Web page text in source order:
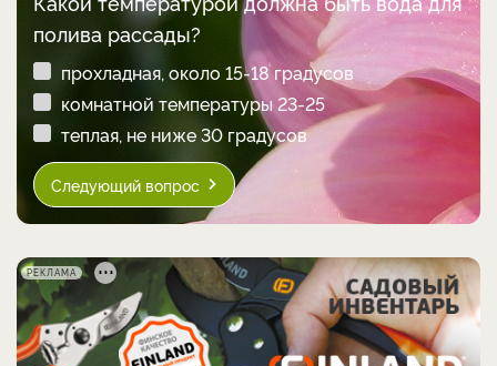
полива рассады?
прохладная, около 15-18 градусов
комнатной температуры 23-25
теплая, не ниже 30 градусов
Следующий вопрос
РЕКЛАМА